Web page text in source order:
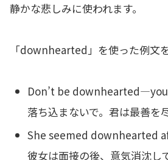
静かな悲しみに使われます。
「downhearted」を使った例文
Don’t be
落ち込まないで。君は最善を
She seemed downhearted
彼女は面接の後、意気消沈し